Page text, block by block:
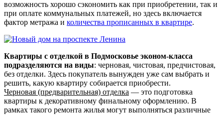
возможность хорошо сэкономить как при приобретении, так и
при оплате коммунальных платежей, но здесь включается
фактор метража и количества прописанных в квартире.
Квартиры с отделкой в Подмосковье эконом-класса
подразделяются на виды: черновая, чистовая, предчистовая,
без отделки. Здесь покупатель вынужден уже сам выбрать и
решить, какую квартиру собирается приобрести.
Черновая (предварительная) отделка — это подготовка
квартиры к декоративному финальному оформлению. В
рамках такого ремонта жилья могут выполняться различные